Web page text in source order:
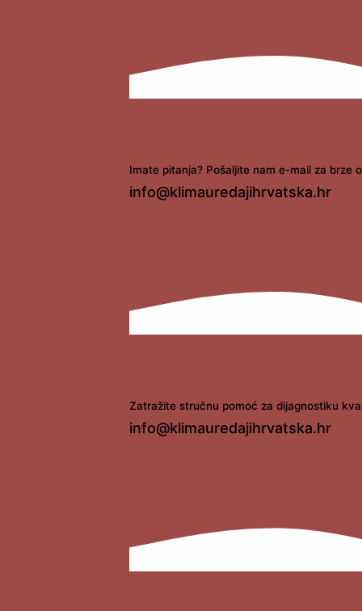
Imate pitanja? Pošaljite nam e-mail za brze
info@klimauredajihrvatska.hr
Zatražite stručnu pomoć za dijagnostiku
info@klimauredajihrvatska.hr